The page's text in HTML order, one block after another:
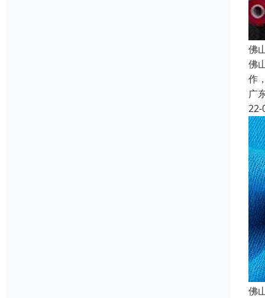
佛
佛
作
广
22-
佛